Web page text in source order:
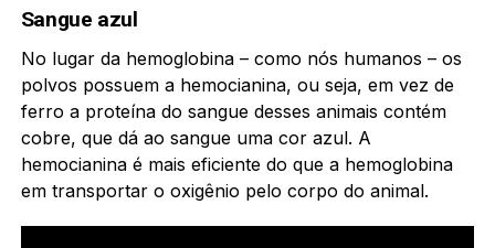
Sangue azul
No lugar da hemoglobina – como nós humanos – os
polvos possuem a hemocianina, ou seja, em vez de
ferro a proteína do sangue desses animais contém
cobre, que dá ao sangue uma cor azul. A
hemocianina é mais eficiente do que a hemoglobina
em transportar o oxigênio pelo corpo do animal.